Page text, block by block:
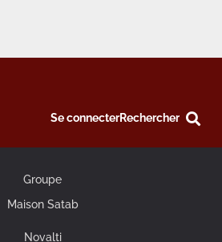
Se connecterRechercher
Groupe
Maison Satab
Novalti